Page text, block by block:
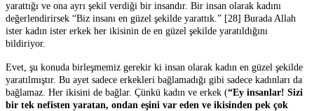
yarattığı ve ona ayrı şekil verdiği bir insandır. Bir insan olarak kadını
değerlendirirsek “Biz insanı en güzel şekilde yarattık.” [28] Burada Allah
ister kadın ister erkek her ikisinin de en güzel şekilde yaratıldığını
bildiriyor.
Evet, şu konuda birleşmemiz gerekir ki insan olarak kadın en güzel şekilde
yaratılmıştır. Bu ayet sadece erkekleri bağlamadığı gibi sadece kadınları da
bağlamaz. Her ikisini de bağlar. Çünkü kadın ve erkek (“Ey insanlar! Sizi
bir tek nefisten yaratan, ondan eşini var eden ve ikisinden pek çok